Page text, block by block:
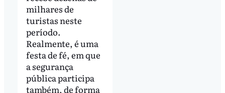
milhares de
turistas neste
período.
Realmente, é uma
festa de fé, em que
a segurança
pública participa
também, de forma